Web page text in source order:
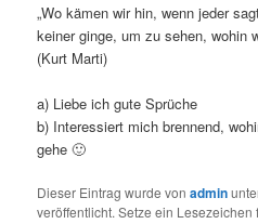
„Wo kämen wir hin, wenn jeder
keiner ginge, um zu sehen, wohin
(Kurt Marti)
a) Liebe ich gute Sprüche
b) Interessiert mich brennend,
gehe 🙂
Dieser Eintrag wurde vonadmin
veröffentlicht. Setze ein Lesezeichen